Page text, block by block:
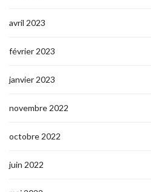
avril 2023
février 2023
janvier 2023
novembre 2022
octobre 2022
juin 2022